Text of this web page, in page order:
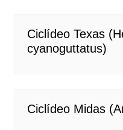
Ciclídeo Texas
cyanoguttatus)
Ciclídeo Midas